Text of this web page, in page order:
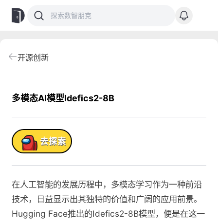
开源创新
多模态AI模型Idefics2-8B
! 去探索
在人工智能的发展历程中，多模态学习作为一种前沿
技术，日益显示出其独特的价值和广阔的应用前景。
Hugging Face推出的Idefics2-8B模型，便是在这一